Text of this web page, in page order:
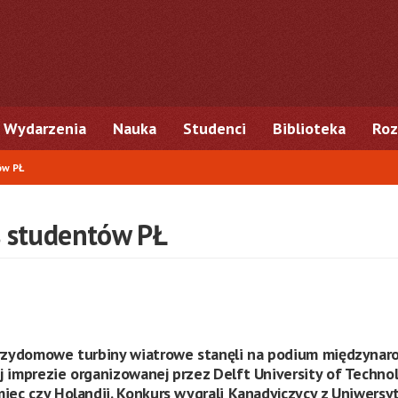
Wydarzenia Nauka Studenci Biblioteka
PŁ
studentów PŁ
turbiny wiatrowe stanęli na podium
organizowanej przez Delft University of
czy Holandii. Konkurs wygrali Kanadyjczycy z